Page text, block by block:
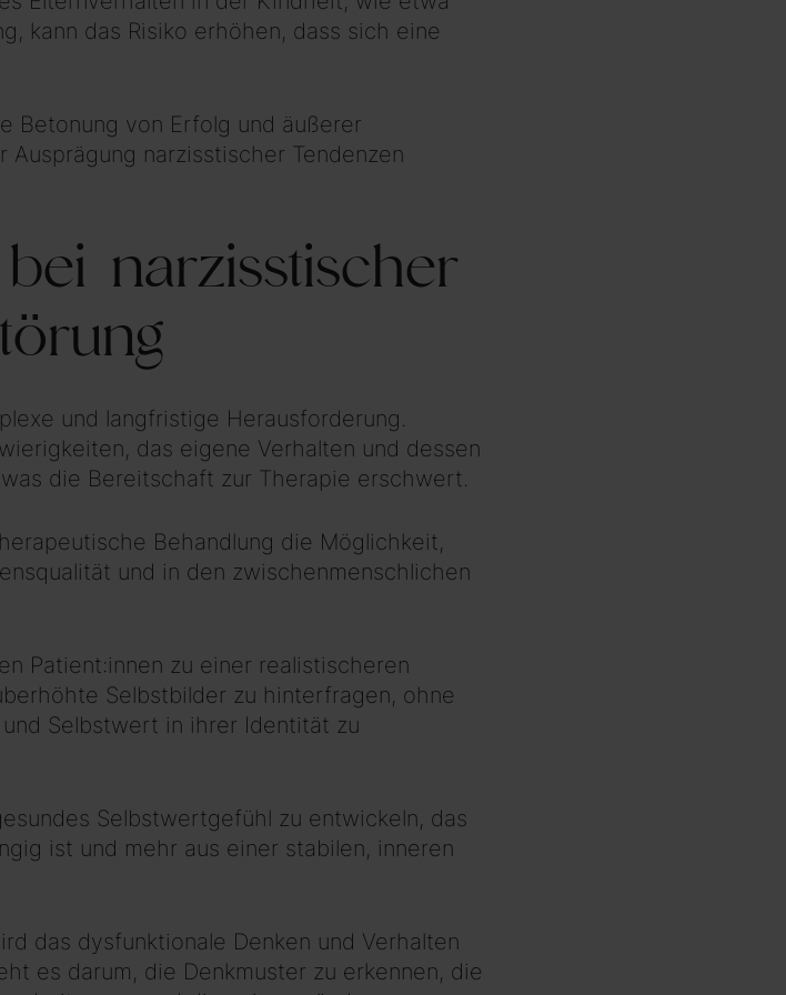
kann das Risiko erhöhen, dass sich eine
Betonung von Erfolg und äußerer
Ausprägung narzisstischer Tendenzen
narzisstischer
und langfristige Herausforderung.
das eigene Verhalten und dessen
die Bereitschaft zur Therapie erschwert.
Behandlung die Möglichkeit,
und in den zwischenmenschlichen
Patient:innen zu einer realistischeren
Selbstbilder zu hinterfragen, ohne
Selbstwert in ihrer Identität zu
Selbstwertgefühl zu entwickeln, das
ist und mehr aus einer stabilen, inneren
das dysfunktionale Denken und Verhalten
es darum, die Denkmuster zu erkennen, die